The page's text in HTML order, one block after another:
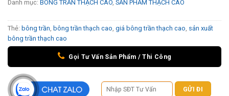
Danh mục: BÔNG TRẦN THẠCH CAO, SẢN PHẨM THẠCH CAO
Thẻ: bông trần, bông trần thạch cao, giá bông trần thạch cao, sản xuất
bông trần thạch cao
Gọi Tư Vấn Sản Phẩm / Thi Công